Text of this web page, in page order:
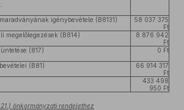
igénybevétele (B8131)
58 037 375
Ft
megelőlegezések (B814)
8 876 942
Ft
(817) 0 Ft
(B81)
66 914 317
Ft
433 498
950 Ft
önkormányzati rendelethez